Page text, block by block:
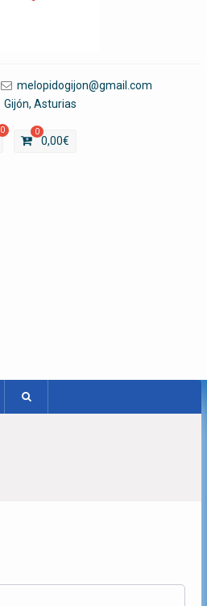
melopidogijon@gmail.com
Gijón, Asturias
0 0
0,00€